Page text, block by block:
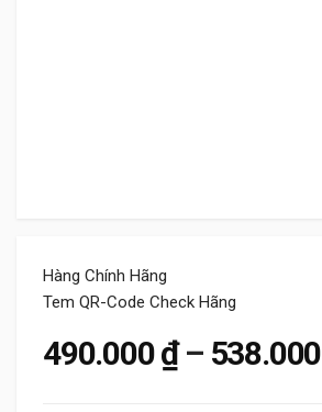
Hàng Chính Hãng
Tem QR-Code Check Hãng
490.000₫ – 538.000